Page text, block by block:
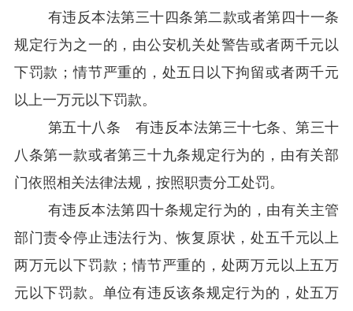
有违反本法第三十四条第二款或者第四十一条
规定行为之一的，由公安机关处警告或者两千元以
下罚款；情节严重的，处五日以下拘留或者两千元
以上一万元以下罚款。
第五十八条 有违反本法第三十七条、第三十
八条第一款或者第三十九条规定行为的，由有关部
门依照相关法律法规，按照职责分工处罚。
有违反本法第四十条规定行为的，由有关主管
部门责令停止违法行为、恢复原状，处五千元以上
两万元以下罚款；情节严重的，处两万元以上五万
元以下罚款。单位有违反该条规定行为的，处五万